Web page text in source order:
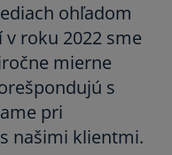
ohľadom
roku 2022 sme
mierne
s
pri
našimi klientmi.